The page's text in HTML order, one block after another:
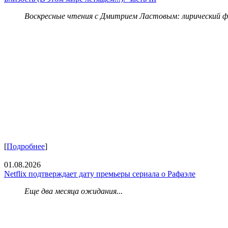
Воскресные чтения с Дмитрием Ластовым: лирический
[Подробнее]
01.08.2026
Netflix подтверждает дату премьеры сериала о Рафаэле
Еще два месяца ожидания...